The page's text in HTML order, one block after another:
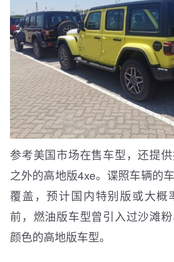
参考美国市场在售车型，还提
之外的高地版4xe。谍照车辆的
覆盖，预计国内特别版或大概
前，燃油版车型曾引入过沙滩
颜色的高地版车型。